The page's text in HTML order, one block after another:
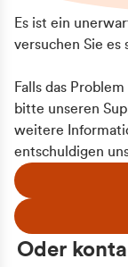
Es ist ein
versuchen Sie es
Falls das
bitte unseren
weitere
entschuldigen
Oder